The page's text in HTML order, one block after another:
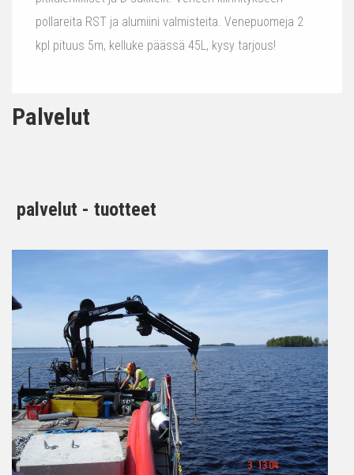
pollareita RST ja alumiini valmisteita. Venepuomeja 2
kpl pituus 5m, kelluke päässä 45L, kysy tarjous!
Palvelut
palvelut - tuotteet